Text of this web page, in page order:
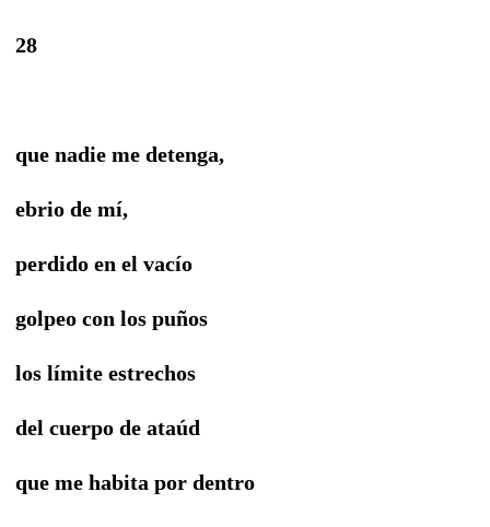
28
que nadie me detenga,
ebrio de mí,
perdido en el vacío
golpeo con los puños
los límite estrechos
del cuerpo de ataúd
que me habita por dentro